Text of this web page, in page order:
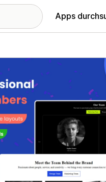
Apps